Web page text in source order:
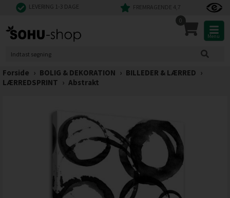
LEVERING 1-3 DAGE FREMRAGENDE 4,7
0
Menu
Forside › BOLIG & DEKORATION › BILLEDER & LÆRRED ›
LÆRREDSPRINT › Abstrakt